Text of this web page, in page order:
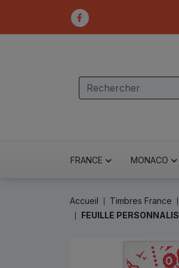
FRANCE MONACO
Accueil Timbres France
FEUILLE